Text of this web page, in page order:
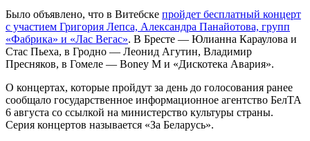
Было объявлено, что в Витебске пройдет бесплатный концерт
с участием Григория Лепса, Александра Панайотова, групп
«Фабрика» и «Лас Вегас». В Бресте — Юлианна Караулова и
Стас Пьеха, в Гродно — Леонид Агутин, Владимир
Пресняков, в Гомеле — Boney M и «Дискотека Авария».
О концертах, которые пройдут за день до голосования ранее
сообщало государственное информационное агентство БелТА
6 августа со ссылкой на министерство культуры страны.
Серия концертов называется «За Беларусь».